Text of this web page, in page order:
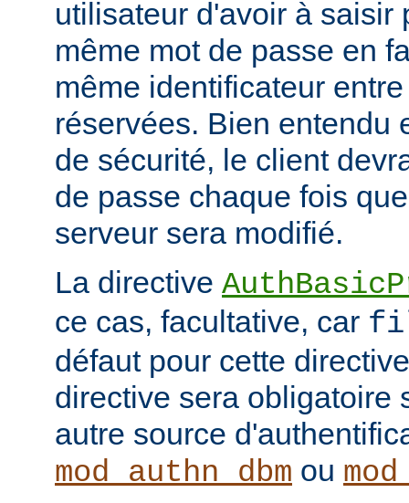
utilisateur d'avoir à saisir
même mot de passe en
même identificateur
réservées. Bien entendu
de sécurité, le client
de passe chaque fois
serveur sera modifié.
La directive
ce cas, facultative, car
défaut pour cette
directive sera obligatoire
autre source
mod_authn_dbm ou